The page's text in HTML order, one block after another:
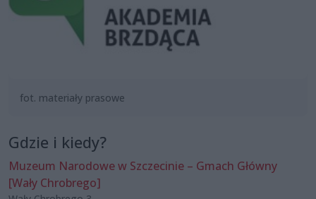
fot. materiały prasowe
Gdzie i kiedy?
Muzeum Narodowe w Szczecinie – Gmach Główny
[Wały Chrobrego]